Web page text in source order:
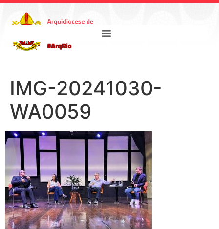
IMG-20241030-
WA0059